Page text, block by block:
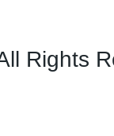
Rights